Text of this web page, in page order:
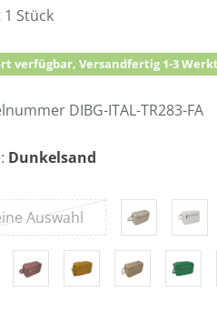
1 Stück
verfügbar, Versandfertig 1-3
DIBG-ITAL-TR283-FA
Dunkelsand
Auswahl